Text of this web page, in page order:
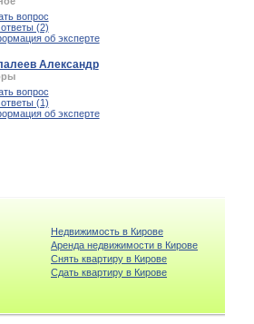
вопрос
(2)
об эксперте
Александр
вопрос
(1)
об эксперте
Недвижимость в Кирове
Аренда недвижимости в Кирове
Снять квартиру в Кирове
Cдать квартиру в Кирове